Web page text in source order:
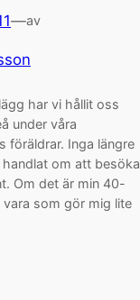
—av
har vi hållit oss
under våra
föräldrar. Inga längre
om att besöka
Om det är min 40-
som gör mig lite